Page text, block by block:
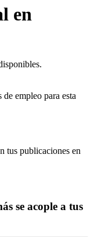
en
empleo para esta
tus publicaciones en
se acople a tus